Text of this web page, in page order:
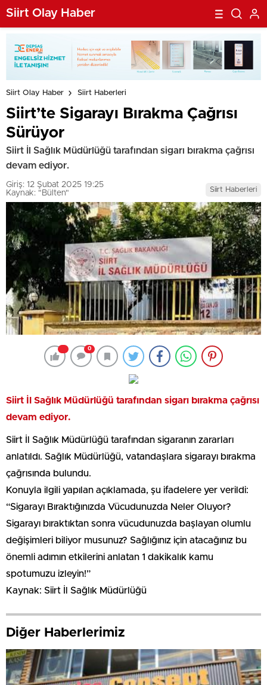
Siirt Olay Haber
Siirt Olay Haber Siirt Haberleri
Siirt’te Sigarayı Bırakma Çağrısı
Sürüyor
Siirt İl Sağlık Müdürlüğü tarafından sigarı bırakma çağrısı
devam ediyor.
Giriş: 12 Şubat 2025 19:25
Kaynak: "Bülten"
Siirt Haberleri
0
Siirt İl Sağlık Müdürlüğü tarafından sigarı bırakma çağrısı
devam ediyor.
Siirt İl Sağlık Müdürlüğü tarafından sigaranın zararları
anlatıldı. Sağlık Müdürlüğü, vatandaşlara sigarayı bırakma
çağrısında bulundu.
Konuyla ilgili yapılan açıklamada, şu ifadelere yer verildi:
“Sigarayı Bıraktığınızda Vücudunuzda Neler Oluyor?
Sigarayı bıraktıktan sonra vücudunuzda başlayan olumlu
değişimleri biliyor musunuz? Sağlığınız için atacağınız bu
önemli adımın etkilerini anlatan 1 dakikalık kamu
spotumuzu izleyin!”
Kaynak: Siirt İl Sağlık Müdürlüğü
Diğer Haberlerimiz